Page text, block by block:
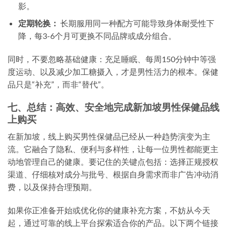
影。
定期轮换： 长期服用同一种配方可能导致身体耐受性下
降，每3-6个月可更换不同品牌或成分组合。
同时，不要忽略基础健康：充足睡眠、每周150分钟中等强
度运动、以及减少加工糖摄入，才是男性活力的根本。保健
品只是“补充”，而非“替代”。
七、总结：高效、安全地完成新加坡男性保健品线
上购买
在新加坡，线上购买男性保健品已经从一种趋势演变为主
流。它融合了隐私、便利与多样性，让每一位男性都能更主
动地管理自己的健康。要记住的关键点包括：选择正规授权
渠道、仔细核对成分与批号、根据自身需求而非广告冲动消
费，以及保持合理预期。
如果你正准备开始或优化你的健康补充方案，不妨从今天
起，通过可靠的线上平台探索适合你的产品。以下两个链接